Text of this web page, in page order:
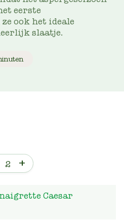
eerste
ook het ideale
slaatje.
2 +
Caesar